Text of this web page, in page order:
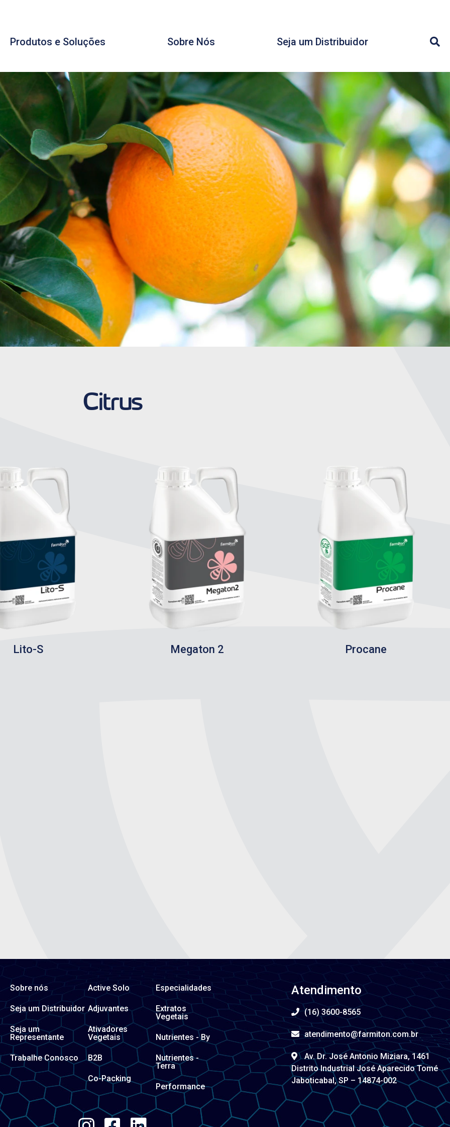
Produtos e Soluções Sobre Nós Seja um Distribuidor
Citrus
Lito-S Megaton 2 Procane
Sobre nós
Seja um Distribuidor
Seja um
Representante
Trabalhe Conosco
Active Solo
Adjuvantes
Ativadores
Vegetais
B2B
Co-Packing
Especialidades
Extratos
Vegetais
Nutrientes - By
Nutrientes -
Terra
Performance
Atendimento
(16) 3600-8565
atendimento@farmiton.com.br
Av. Dr. José Antonio Miziara, 1461
Distrito Industrial José Aparecido Tomé
Jaboticabal, SP – 14874-002